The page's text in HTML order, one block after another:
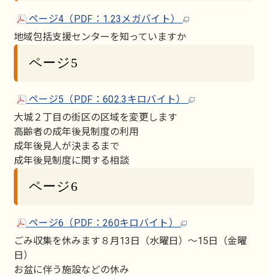
ページ4（PDF：1.23メガバイト）
地域包括支援センターを知っていますか
ページ5
ページ5（PDF：602.3キロバイト）
大城２丁目の街区の区域を変更します
高齢者の成年後見制度の利用
成年後見人が決まるまで
成年後見制度に関する相談
ページ6
ページ6（PDF：260キロバイト）
ごみ収集を休みます８月13日（水曜日）～15日（金曜
日）
お盆に伴う施設などの休み